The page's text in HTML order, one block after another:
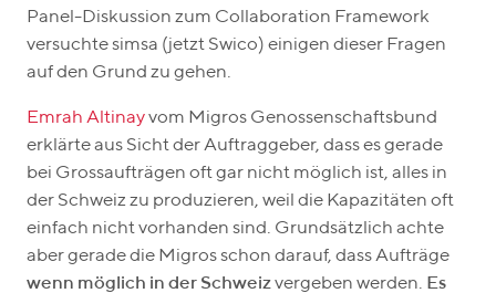
Panel-Diskussion zum Collaboration Framework
versuchte simsa (jetzt Swico) einigen dieser Fragen
auf den Grund zu gehen.
Emrah Altinayvom Migros Genossenschaftsbund
erklärte aus Sicht der Auftraggeber, dass es gerade
bei Grossaufträgen oft gar nicht möglich ist, alles in
der Schweiz zu produzieren, weil die Kapazitäten oft
einfach nicht vorhanden sind. Grundsätzlich achte
aber gerade die Migros schon darauf, dass Aufträge
wenn möglich in der Schweizvergeben werden. Es